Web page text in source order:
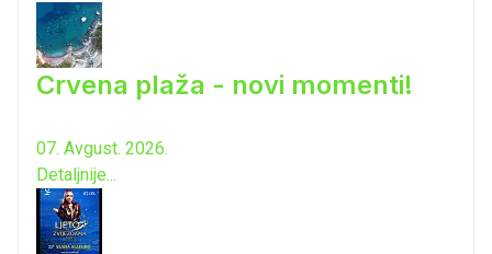
Crvena plaža - novi momenti!
07. Avgust. 2026.
Detaljnije...